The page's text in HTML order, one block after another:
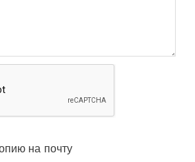
на почту